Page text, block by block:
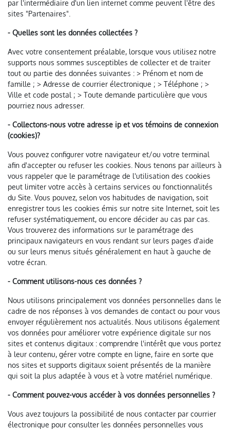
par l'intermédiaire d'un lien internet comme peuvent l'être des
sites "Partenaires".
- Quelles sont les données collectées ?
Avec votre consentement préalable, lorsque vous utilisez notre
supports nous sommes susceptibles de collecter et de traiter
tout ou partie des données suivantes : > Prénom et nom de
famille ; > Adresse de courrier électronique ; > Téléphone ; >
Ville et code postal ; > Toute demande particulière que vous
pourriez nous adresser.
- Collectons-nous votre adresse ip et vos témoins de connexion
(cookies)?
Vous pouvez configurer votre navigateur et/ou votre terminal
afin d'accepter ou refuser les cookies. Nous tenons par ailleurs à
vous rappeler que le paramétrage de l'utilisation des cookies
peut limiter votre accès à certains services ou fonctionnalités
du Site. Vous pouvez, selon vos habitudes de navigation, soit
enregistrer tous les cookies émis sur notre site Internet, soit les
refuser systématiquement, ou encore décider au cas par cas.
Vous trouverez des informations sur le paramétrage des
principaux navigateurs en vous rendant sur leurs pages d'aide
ou sur leurs menus situés généralement en haut à gauche de
votre écran.
- Comment utilisons-nous ces données ?
Nous utilisons principalement vos données personnelles dans le
cadre de nos réponses à vos demandes de contact ou pour vous
envoyer régulièrement nos actualités. Nous utilisons également
vos données pour améliorer votre expérience digitale sur nos
sites et contenus digitaux : comprendre l'intérêt que vous portez
à leur contenu, gérer votre compte en ligne, faire en sorte que
nos sites et supports digitaux soient présentés de la manière
qui soit la plus adaptée à vous et à votre matériel numérique.
- Comment pouvez-vous accéder à vos données personnelles ?
Vous avez toujours la possibilité de nous contacter par courrier
électronique pour consulter les données personnelles vous